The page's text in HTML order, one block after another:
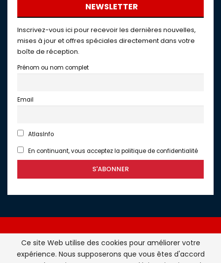
NEWSLETTER
Inscrivez-vous ici pour recevoir les dernières nouvelles,
mises à jour et offres spéciales directement dans votre
boîte de réception.
Prénom ou nom complet
Email
AtlasInfo
En continuant, vous acceptez la politique de confidentialité
Atlasinfo.fr : l'essentiel de l'actualité de la France et du
Ce site Web utilise des cookies pour améliorer votre
expérience. Nous supposerons que vous êtes d'accord